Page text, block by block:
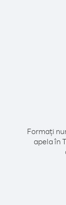
Formați
apela în